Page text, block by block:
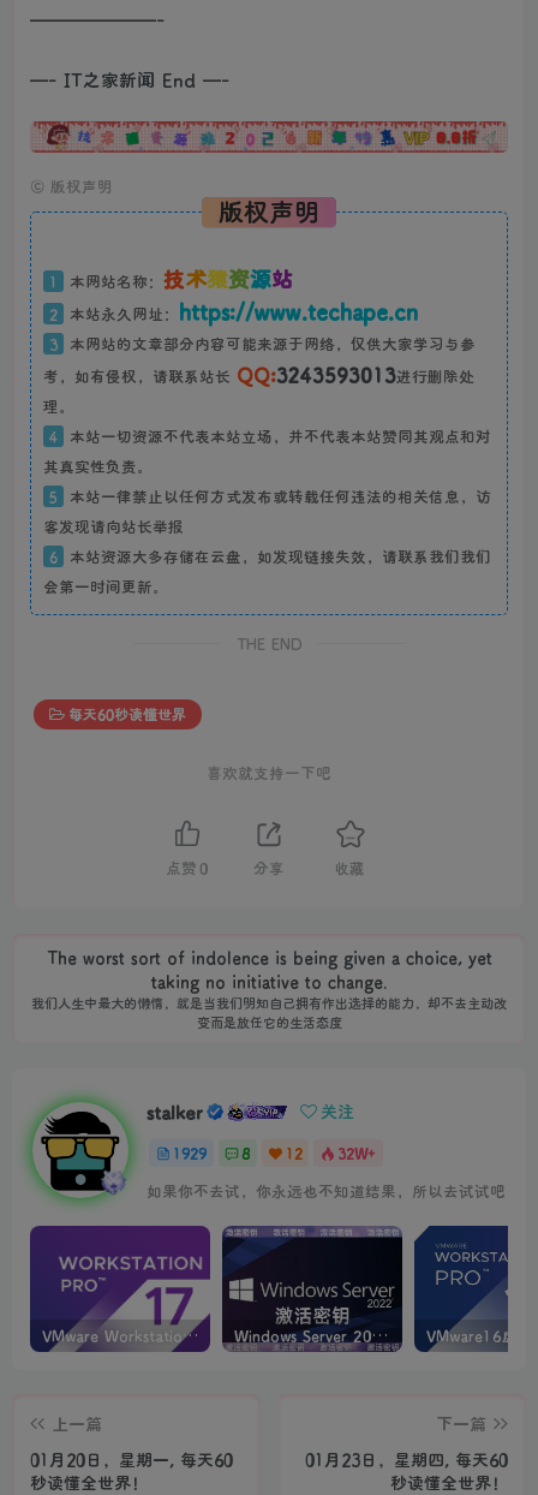
———————-
—- IT之家新闻 End —-
广告
© 版权声明
版权声明
1 本网站名称： 技术猿资源站
2 本站永久网址： https://www.techape.cn
3
本网站的文章部分内容可能来源于网络，仅供大家学习与参
考，如有侵权，请联系站长 QQ:3243593013进行删除处
理。
4
本站一切资源不代表本站立场，并不代表本站赞同其观点和对
其真实性负责。
5
本站一律禁止以任何方式发布或转载任何违法的相关信息，访
客发现请向站长举报
6
本站资源大多存储在云盘，如发现链接失效，请联系我们我们
会第一时间更新。
THE END
每天60秒读懂世界
喜欢就支持一下吧
点赞 0 分享 收藏
The worst sort of indolence is being given a choice, yet
taking no initiative to change.
我们人生中最大的懒惰，就是当我们明知自己拥有作出选择的能力，却不去主动改
变而是放任它的生活态度
stalker 关注
1929 8 12
32W+
如果你不去试，你永远也不知道结果，所以去试试吧
VMware Workstation PRO v17.6.4 正式版_虚拟机(带激活密钥) Windows Server 2022激活密钥 2024 5月更新
上一篇
01月20日，星期一, 每天60
秒读懂全世界！
下一篇
01月23日，星期四, 每天60
秒读懂全世界！